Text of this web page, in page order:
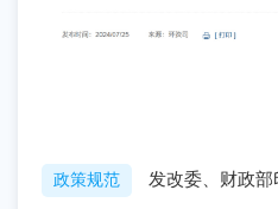
政策规范